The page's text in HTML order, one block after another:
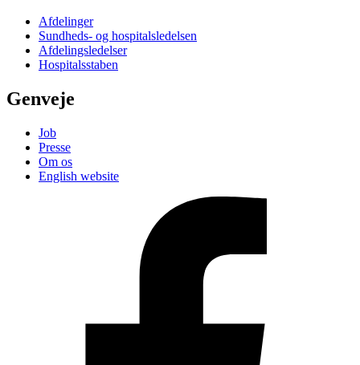
Afdelinger
Sundheds- og hospitalsledelsen
Afdelingsledelser
Hospitalsstaben
Genveje
Job
Presse
Om os
English website